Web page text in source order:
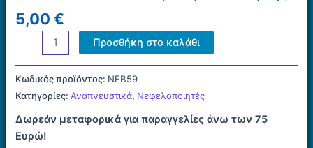
5,00€
Νεφελοποίησης
ποσότητα
Προσθήκη στο καλάθι
Κωδικός προϊόντος: NEB59
Κατηγορίες:Αναπνευστικά, Νεφελοποιητές
Δωρεάν μεταφορικά για παραγγελίες άνω των 75
Ευρώ!